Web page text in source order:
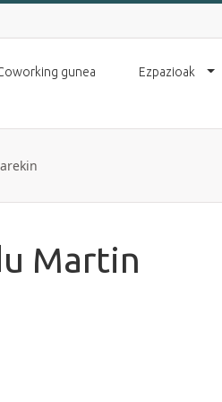
gunea Ezpazioak
Martin